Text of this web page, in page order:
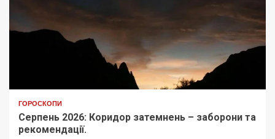
ГОРОСКОПИ
Серпень 2026: Коридор затемнень – заборони та
рекомендації.